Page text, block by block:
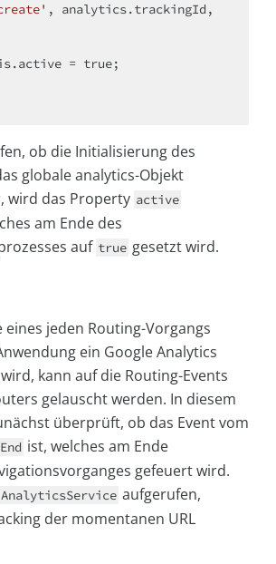
.active = true;
ob die Initialisierung des
globale analytics-Objekt
wird das Property active
am Ende des
auf true gesetzt wird.
eines jeden Routing-Vorgangs
ein Google Analytics
kann auf die Routing-Events
gelauscht werden. In diesem
überprüft, ob das Event vom
ist, welches am Ende
gefeuert wird.
AnalyticsService aufgerufen,
der momentanen URL